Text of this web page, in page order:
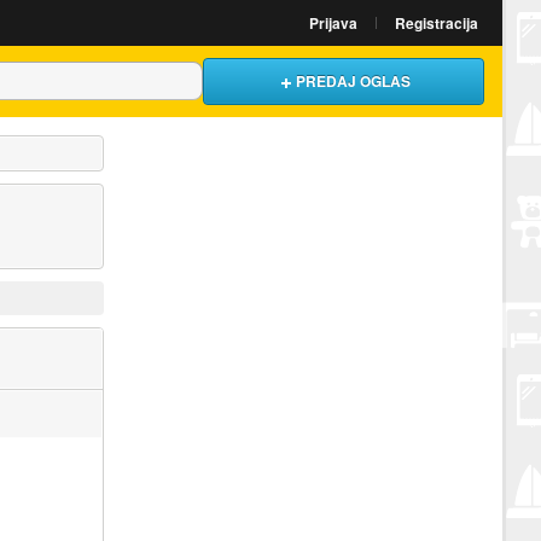
Prijava Registracija
PREDAJ OGLAS